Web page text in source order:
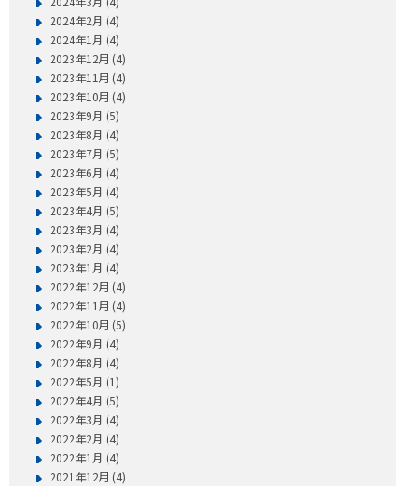
2024年2月 (4)
2024年1月 (4)
2023年12月 (4)
2023年11月 (4)
2023年10月 (4)
2023年9月 (5)
2023年8月 (4)
2023年7月 (5)
2023年6月 (4)
2023年5月 (4)
2023年4月 (5)
2023年3月 (4)
2023年2月 (4)
2023年1月 (4)
2022年12月 (4)
2022年11月 (4)
2022年10月 (5)
2022年9月 (4)
2022年8月 (4)
2022年5月 (1)
2022年4月 (5)
2022年3月 (4)
2022年2月 (4)
2022年1月 (4)
2021年12月 (4)